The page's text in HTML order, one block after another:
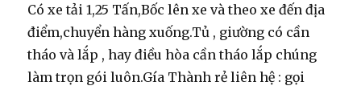
Có xe tải 1,25 Tấn,Bốc lên xe và theo xe đến địa
điểm,chuyển hàng xuống.Tủ , giường có cần
tháo và lắp , hay điều hòa cần tháo lắp chúng
làm trọn gói luôn.Gía Thành rẻ liên hệ : gọi